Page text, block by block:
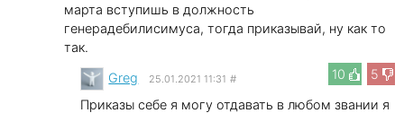
марта вступишь в должность
генерадебилисимуса, тогда приказывай, ну как то
так.
10
5
Greg 25.01.2021 11:31 #
Приказы себе я могу отдавать в любом звании я